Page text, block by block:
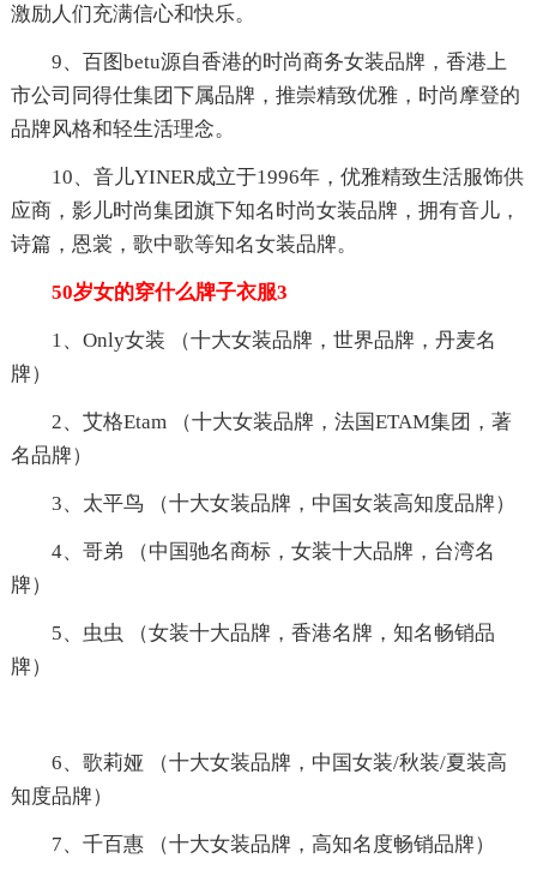
激励人们充满信心和快乐。
9、百图betu源自香港的时尚商务女装品牌，香港上
市公司同得仕集团下属品牌，推崇精致优雅，时尚摩登的
品牌风格和轻生活理念。
10、音儿YINER成立于1996年，优雅精致生活服饰供
应商，影儿时尚集团旗下知名时尚女装品牌，拥有音儿，
诗篇，恩裳，歌中歌等知名女装品牌。
50岁女的穿什么牌子衣服3
1、Only女装 （十大女装品牌，世界品牌，丹麦名
牌）
2、艾格Etam （十大女装品牌，法国ETAM集团，著
名品牌）
3、太平鸟 （十大女装品牌，中国女装高知度品牌）
4、哥弟 （中国驰名商标，女装十大品牌，台湾名
牌）
5、虫虫 （女装十大品牌，香港名牌，知名畅销品
牌）
6、歌莉娅 （十大女装品牌，中国女装/秋装/夏装高
知度品牌）
7、千百惠 （十大女装品牌，高知名度畅销品牌）